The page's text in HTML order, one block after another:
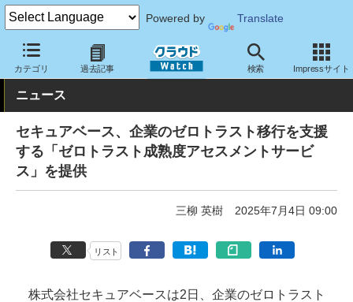
Powered by Translate
カテゴリ 過去記事 検索 Impressサイト
クラウド Watch セキュリティ セキュリティサービス
ニュース
セキュアベース、企業のゼロトラスト移行を支援
する「ゼロトラスト成熟度アセスメントサービ
ス」を提供
三柳 英樹 2025年7月4日 09:00
リスト
株式会社セキュアベースは2日、企業のゼロトラスト